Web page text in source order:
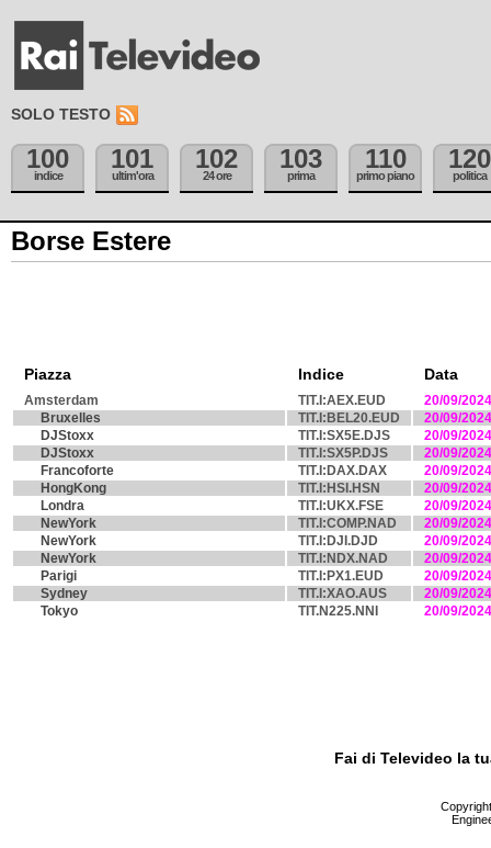
SOLO TESTO
100
indice
101
ultim'ora
102
24 ore
103
prima
110
primo piano
120
politica
Borse Estere
Piazza Indice Data
Amsterdam TIT.I:AEX.EUD
20/09/2024
Bruxelles
TIT.I:BEL20.EUD
20/09/2024
DJStoxx
TIT.I:SX5E.DJS
20/09/2024
DJStoxx
TIT.I:SX5P.DJS
20/09/2024
Francoforte
TIT.I:DAX.DAX
20/09/2024
HongKong
TIT.I:HSI.HSN
20/09/2024
Londra
TIT.I:UKX.FSE
20/09/2024
NewYork
TIT.I:COMP.NAD
20/09/2024
NewYork
TIT.I:DJI.DJD
20/09/2024
NewYork
TIT.I:NDX.NAD
20/09/2024
Parigi
TIT.I:PX1.EUD
20/09/2024
Sydney
TIT.I:XAO.AUS
20/09/2024
Tokyo
TIT.N225.NNI 20/09/2024
Fai di Televideo la